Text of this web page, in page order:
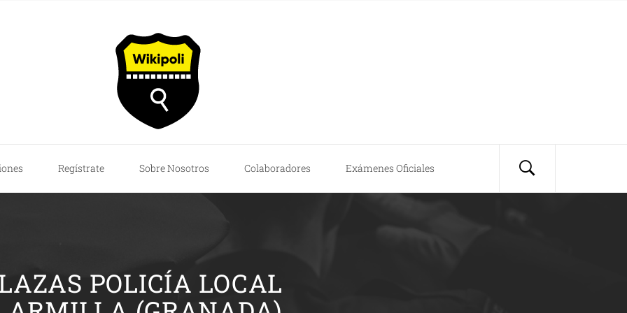
Regístrate Sobre Nosotros Colaboradores Exámenes Oficiales
POLICÍA LOCAL